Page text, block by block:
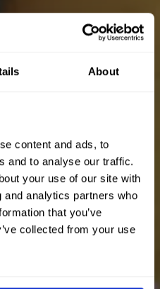
About
content and ads, to
and to analyse our traffic.
your use of our site with
analytics partners who
that you’ve
collected from your use